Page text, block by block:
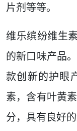
片剂等等。
维乐缤纷维生
的新口味产品
款创新的护眼
素，含有叶黄
分，具有良好的